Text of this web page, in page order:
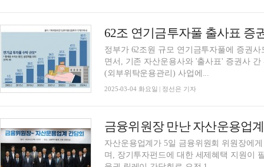
62조 연기금투자풀 출사표 증
정부가 62조원 규모 연기금투자풀에 증권
면서, 기존 자산운용사와 '출사표' 증권사
(외부위탁운용관리) 사업에...
2025-03-04 화요일 | 정선은 기자
자산운용업계가 5일 금융위원회 위원장에
며, 장기투자펀드에 대한 세제혜택 지원이